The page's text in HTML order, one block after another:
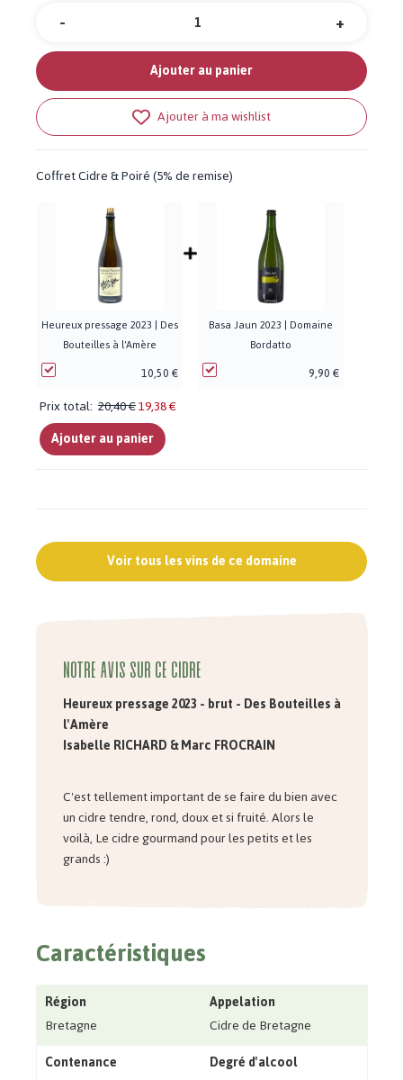
Quantité +
-
Ajouter au panier
Ajouter à ma wishlist
Coffret Cidre & Poiré (5% de remise)
Heureux pressage 2023 | Des
Bouteilles à l'Amère
10,50 €
Basa Jaun 2023 | Domaine
Bordatto
9,90 €
Prix total: 20,40 €19,38 €
Ajouter au panier
Voir tous les vins de ce domaine
Notre avis sur ce cidre
Heureux pressage 2023 - brut - Des Bouteilles à
l'Amère
Isabelle RICHARD & Marc FROCRAIN
C'est tellement important de se faire du bien avec
un cidre tendre, rond, doux et si fruité. Alors le
voilà, Le cidre gourmand pour les petits et les
grands :)
Caractéristiques
Région
Bretagne
Appelation
Cidre de Bretagne
Contenance
Degré d'alcool